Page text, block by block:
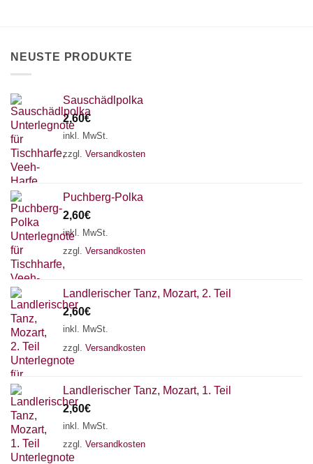
NEUSTE PRODUKTE
Sauschädlpolka
2,60€
inkl. MwSt.
zzgl. Versandkosten
Puchberg-Polka
2,60€
inkl. MwSt.
zzgl. Versandkosten
Landlerischer Tanz, Mozart, 2. Teil
2,60€
inkl. MwSt.
zzgl. Versandkosten
Landlerischer Tanz, Mozart, 1. Teil
2,60€
inkl. MwSt.
zzgl. Versandkosten
Chat Support
18 SAITEN